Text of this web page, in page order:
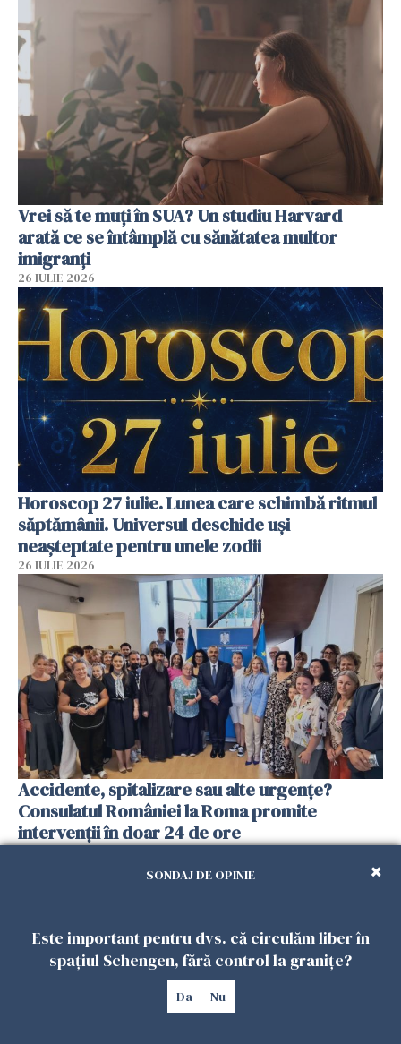
Vrei să te muți în SUA? Un studiu Harvard
arată ce se întâmplă cu sănătatea multor
imigranți
26 IULIE 2026
Horoscop 27 iulie. Lunea care schimbă ritmul
săptămânii. Universul deschide uși
neașteptate pentru unele zodii
26 IULIE 2026
Accidente, spitalizare sau alte urgențe?
Consulatul României la Roma promite
intervenții în doar 24 de ore
SONDAJ DE OPINIE
Este important pentru dvs. că circulăm liber în
spațiul Schengen, fără control la granițe?
Da Nu